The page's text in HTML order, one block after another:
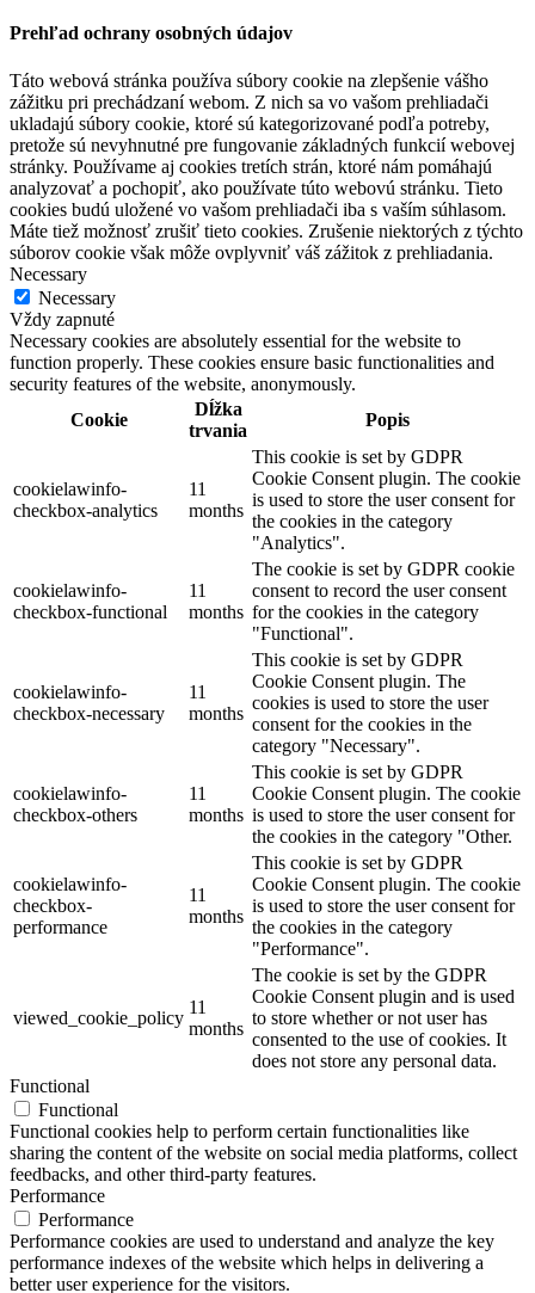
Prehľad ochrany osobných údajov
Táto webová stránka používa súbory cookie na zlepšenie vášho
zážitku pri prechádzaní webom. Z nich sa vo vašom prehliadači
ukladajú súbory cookie, ktoré sú kategorizované podľa potreby,
pretože sú nevyhnutné pre fungovanie základných funkcií webovej
stránky. Používame aj cookies tretích strán, ktoré nám pomáhajú
analyzovať a pochopiť, ako používate túto webovú stránku. Tieto
cookies budú uložené vo vašom prehliadači iba s vaším súhlasom.
Máte tiež možnosť zrušiť tieto cookies. Zrušenie niektorých z týchto
súborov cookie však môže ovplyvniť váš zážitok z prehliadania.
Necessary
Necessary
Vždy zapnuté
Necessary cookies are absolutely essential for the website to
function properly. These cookies ensure basic functionalities and
security features of the website, anonymously.
Cookie
Dĺžka
trvania
Popis
cookielawinfo-
checkbox-analytics
11
months
This cookie is set by GDPR
Cookie Consent plugin. The cookie
is used to store the user consent for
the cookies in the category
"Analytics".
cookielawinfo-
checkbox-functional
11
months
The cookie is set by GDPR cookie
consent to record the user consent
for the cookies in the category
"Functional".
cookielawinfo-
checkbox-necessary
11
months
This cookie is set by GDPR
Cookie Consent plugin. The
cookies is used to store the user
consent for the cookies in the
category "Necessary".
cookielawinfo-
checkbox-others
11
months
This cookie is set by GDPR
Cookie Consent plugin. The cookie
is used to store the user consent for
the cookies in the category "Other.
cookielawinfo-
checkbox-
performance
11
months
This cookie is set by GDPR
Cookie Consent plugin. The cookie
is used to store the user consent for
the cookies in the category
"Performance".
viewed_cookie_policy
11
months
The cookie is set by the GDPR
Cookie Consent plugin and is used
to store whether or not user has
consented to the use of cookies. It
does not store any personal data.
Functional
Functional
Functional cookies help to perform certain functionalities like
sharing the content of the website on social media platforms, collect
feedbacks, and other third-party features.
Performance
Performance
Performance cookies are used to understand and analyze the key
performance indexes of the website which helps in delivering a
better user experience for the visitors.